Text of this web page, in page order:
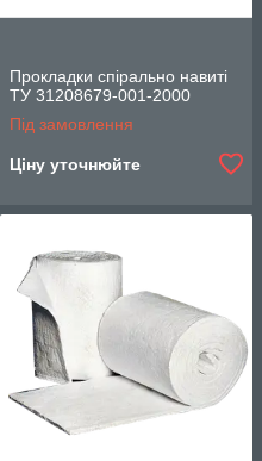
Прокладки спірально навиті
ТУ 31208679-001-2000
Під замовлення
Ціну уточнюйте